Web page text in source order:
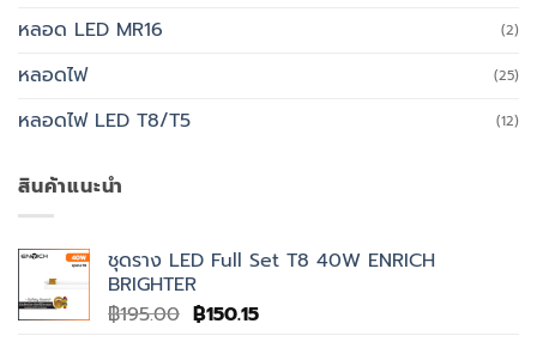
หลอด LED MR16 (2)
หลอดไฟ (25)
หลอดไฟ LED T8/T5 (12)
สินค้าแนะนำ
ชุดราง LED Full Set T8 40W ENRICH
BRIGHTER
฿195.00 Original
฿150.15Current